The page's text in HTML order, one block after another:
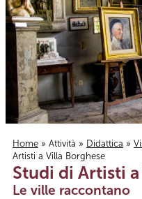
Tu sei qui
Home » Attività » Didattica »
Artisti a Villa Borghese
Studi di Artisti
Le ville raccontano